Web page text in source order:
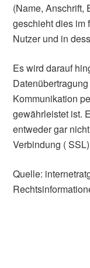
(Name, Anschrift,
geschieht dies im
Nutzer und in
Es wird darauf
Kommunikation
gewährleistet ist.
entweder gar
Verbindung (
Quelle: